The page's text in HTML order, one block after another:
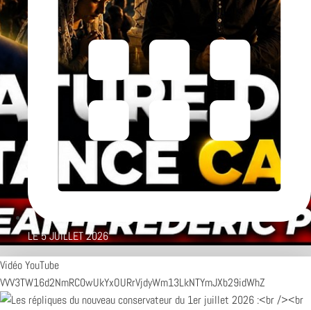
LE5 JUILLET 2026
Vidéo YouTube
VVV3TW16d2NmRC0wUkYxOURrVjdyWm13LkNTYmJXb29idWhZ